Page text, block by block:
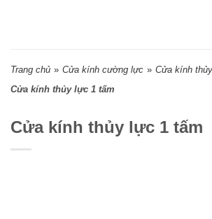
Trang chủ » Cửa kính cường lực » Cửa kính
Cửa kính thủy lực 1 tấm
Cửa kính thủy lực 1 tấm